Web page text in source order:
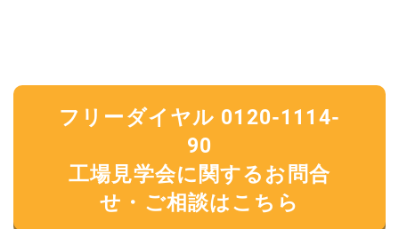
フリーダイヤル 0120-1114-
90
工場見学会に関するお問合
せ・ご相談はこちら